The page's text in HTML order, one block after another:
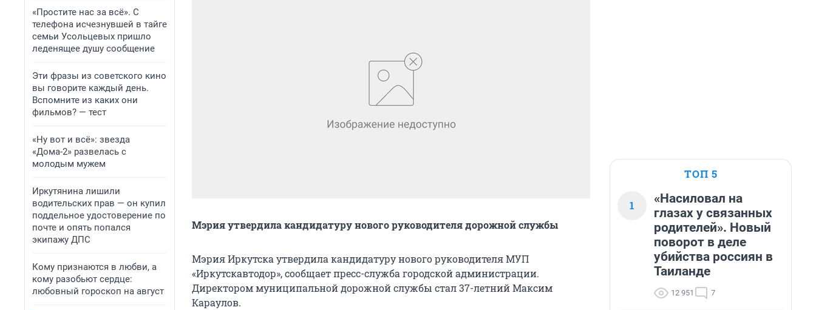
«Простите нас за всё». С
телефона исчезнувшей в тайге
семьи Усольцевых пришло
леденящее душу сообщение
Эти фразы из советского кино
вы говорите каждый день.
Вспомните из каких они
фильмов? — тест
«Ну вот и всё»: звезда
«Дома-2» развелась с
молодым мужем
Иркутянина лишили
водительских прав — он купил
поддельное удостоверение по
почте и опять попался
экипажу ДПС
Кому признаются в любви, а
кому разобьют сердце:
любовный гороскоп на август
Мэрия утвердила кандидатуру нового руководителя дорожной службы
Мэрия Иркутска утвердила кандидатуру нового руководителя МУП
«Иркутскавтодор», сообщает пресс-служба городской администрации.
Директором муниципальной дорожной службы стал 37-летний Максим
Караулов.
ТОП 5
1
«Насиловал на
глазах у связанных
родителей». Новый
поворот в деле
убийства россиян в
Таиланде
12 951 7